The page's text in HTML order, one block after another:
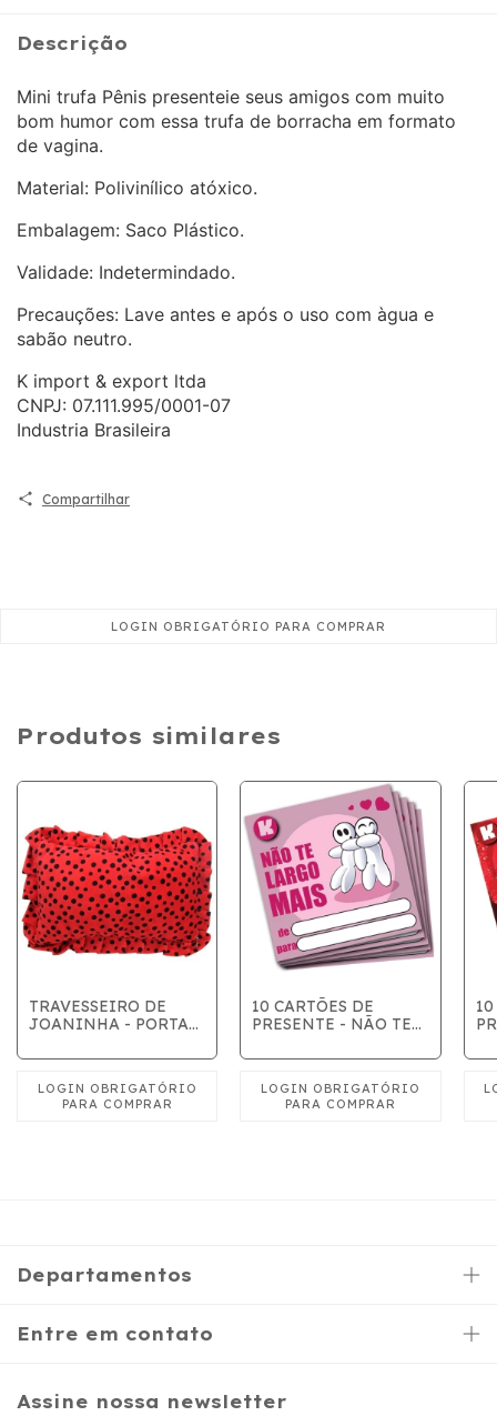
Descrição
Mini trufa Pênis presenteie seus amigos com muito
bom humor com essa trufa de borracha em formato
de vagina.
Material: Polivinílico atóxico.
Embalagem: Saco Plástico.
Validade: Indetermindado.
Precauções: Lave antes e após o uso com àgua e
sabão neutro.
K import & export ltda
CNPJ: 07.111.995/0001-07
Industria Brasileira
Compartilhar
Produtos similares
TRAVESSEIRO DE
JOANINHA - PORTA
10 CARTÕES DE
PRESENTE - NÃO TE
Departamentos
Entre em contato
Assine nossa newsletter